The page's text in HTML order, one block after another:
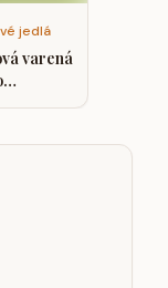
jedlá
varená
a